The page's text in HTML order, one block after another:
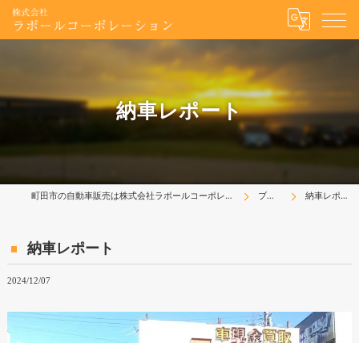
納車レポート
町田市の自動車販売は株式会社ラポールコーポレーション ブログ 納車レポート
納車レポート
2024/12/07